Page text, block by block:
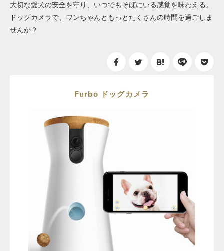
大切な愛犬の安全を守り、いつでもそばにいる感覚を味わえる。
ドッグカメラで、ワンちゃんともっとたくさんの時間を過ごしま
せんか？
Furbo ドッグカメラ